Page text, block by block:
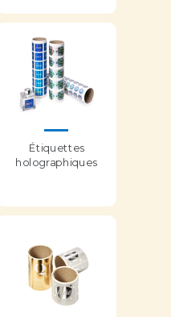
Étiquettes
holographiques